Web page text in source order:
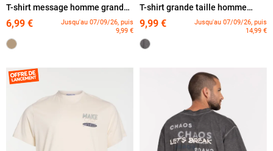
T-shirt message homme grande
6,99 €
Jusqu'au 07/09/26, puis
9,99 €
T-shirt grande taille homme
9,99 €
Jusqu'au 07/09/26, puis
14,99 €